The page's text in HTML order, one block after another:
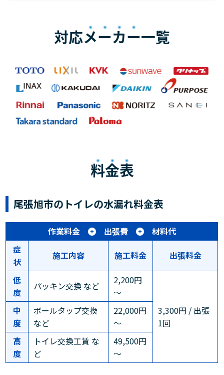
対応メーカー一覧
料金表
尾張旭市のトイレの水漏れ料金表
作業料金 出張費
材料代
症
状
施工内容 施工料金 出張料金
低
度
パッキン交換 など
2,200円
～
3,300円 / 出張
1回
中
度
ボールタップ交換
など
22,000円
～
高
度
トイレ交換工賃 な
ど
49,500円
～